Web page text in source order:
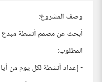
وصف المشروع:
أبحث عن مصمم أنشطة مبدع
المطلوب:
- إعداد أنشطة لكل يوم من